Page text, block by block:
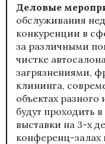
Деловые
обслуживания
конкуренции в
за различными
чистке
загрязнениями,
клининга,
объектах
будут проходить
выставки на 3-х
конференц-залах